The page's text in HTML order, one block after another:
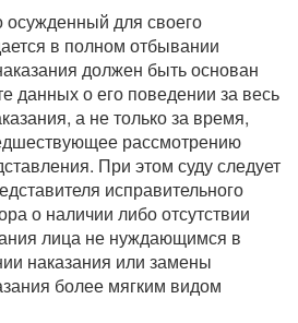
осужденный для своего
в полном отбывании
должен быть основан
данных о его поведении за весь
а не только за время,
рассмотрению
При этом суду следует
исправительного
о наличии либо отсутствии
лица не нуждающимся в
наказания или замены
более мягким видом